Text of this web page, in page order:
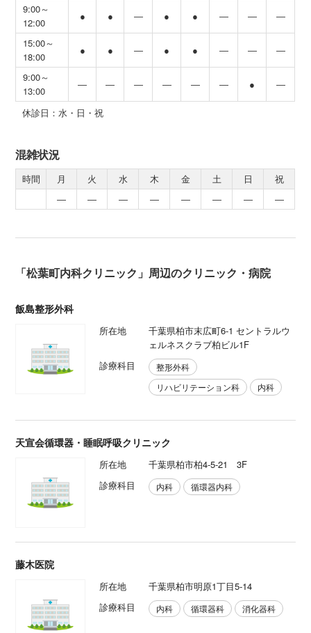
9:00～
12:00
● ● ― ● ● ― ― ―
15:00～
18:00
● ● ― ● ● ― ― ―
9:00～
13:00
― ― ― ― ― ― ● ―
休診日：水・日・祝
混雑状況
時間 月 火 水 木 金 土 日
祝
―
― ― ― ― ― ― ―
「松葉町内科クリニック」周辺のクリニック・病院
飯島整形外科
所在地
千葉県柏市末広町6-1 セントラルウ
ェルネスクラブ柏ビル1F
診療科目
整形外科
リハビリテーション科
内科
天宣会循環器・睡眠呼吸クリニック
所在地
千葉県柏市柏4-5-21 3F
診療科目
内科 循環器内科
藤木医院
所在地
千葉県柏市明原1丁目5-14
診療科目
内科 循環器科 消化器科